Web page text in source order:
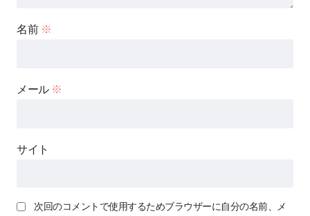
名前 ※
メール ※
サイト
次回のコメントで使用するためブラウザーに自分の名前、メ